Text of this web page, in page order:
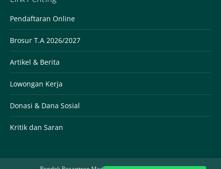
be
left
blank
Pendaftaran Online
Brosur T.A 2026/2027
Artikel & Berita
Lowongan Kerja
Donasi & Dana Sosial
Kritik dan Saran